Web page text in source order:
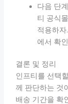
다음 단
티 공식
적용하
에서 확
결론 및 정리
인프티를 선택
께 판단하는 것
배송 기간을 확